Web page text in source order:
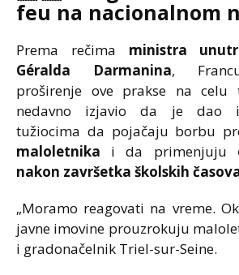
feu na nacionalnom
Prema rečima ministra
Géralda Darmanina,
proširenje ove prakse na
nedavno izjavio da je dao
tužiocima da pojačaju borbu
maloletnika i da primenjuju
nakon završetka školskih
„Moramo reagovati na vreme.
javne imovine prouzrokuju
i gradonačelnik Triel-sur-Seine.